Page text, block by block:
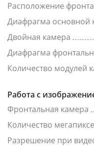
Расположение
Диафрагма основной
Двойная камера
Диафрагма
Количество модулей
Работа с
Фронтальная камера
Количество
Разрешение при